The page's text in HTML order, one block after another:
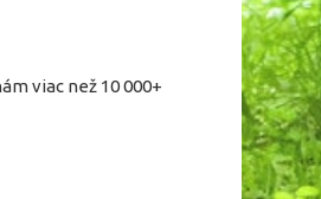
viac než 10 000+